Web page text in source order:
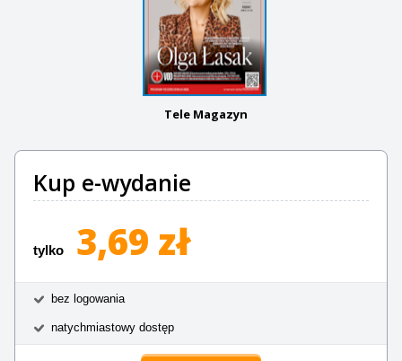
Tele Magazyn
Kup e-wydanie
tylko 3,69 zł
bez logowania
natychmiastowy dostęp